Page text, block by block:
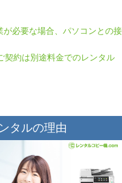
必要な場合、パソコンとの接
約は別途料金でのレンタル
タルの理由